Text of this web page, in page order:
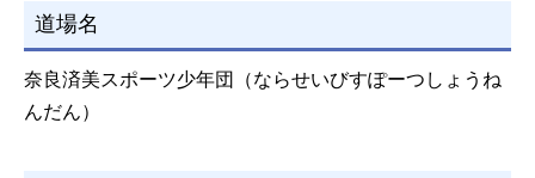
道場名
奈良済美スポーツ少年団（ならせいびすぽーつしょうね
んだん）